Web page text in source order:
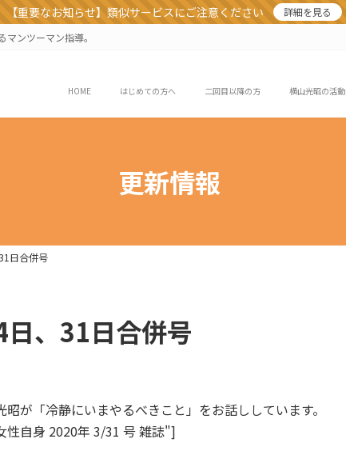
【重要なお知らせ】類似サービスにご注意ください
詳細を見る
ンツーマン指導。
HOME はじめての方へ 二回目以降の方 横山光昭の活動
更新情報
日合併号
、31日合併号
「冷静にいまやるべきこと」をお話ししています。
自身 2020年 3/31 号 雑誌"]